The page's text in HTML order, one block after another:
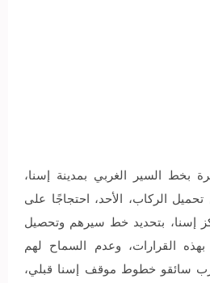
بخط السير الغربي بمدينة إسنا،
الركاب، الأحد، احتجاجًا على
إسنا، بتحديد خط سيرهم وتحصيل
بهذه القرارات، وعدم السماح لهم
سائقو خطوط موقف إسنا قبلي،